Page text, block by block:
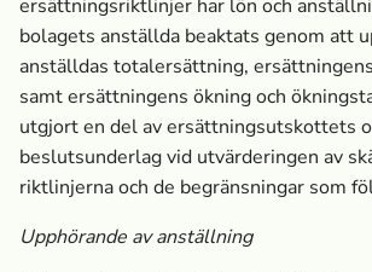
ersättningsriktlinjer har lön och
bolagets anställda beaktats genom att
anställdas totalersättning,
samt ersättningens ökning och
utgjort en del av ersättningsutskottets
beslutsunderlag vid utvärderingen av
riktlinjerna och de begränsningar som
Upphörande av anställning